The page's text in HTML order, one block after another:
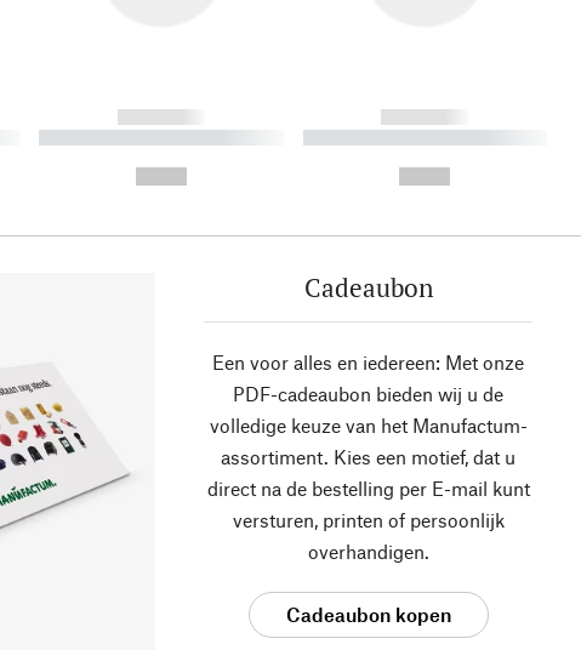
------------
----------- ----------- ----------
------------
----------- ----------- ----------
Cadeaubon
Een voor alles en iedereen: Met onze
PDF-cadeaubon bieden wij u de
volledige keuze van het Manufactum-
assortiment. Kies een motief, dat u
direct na de bestelling per E-mail kunt
versturen, printen of persoonlijk
overhandigen.
Cadeaubon kopen